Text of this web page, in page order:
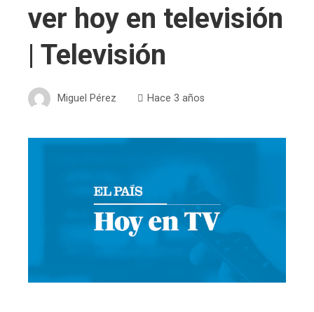
ver hoy en televisión
| Televisión
Miguel Pérez Hace 3 años